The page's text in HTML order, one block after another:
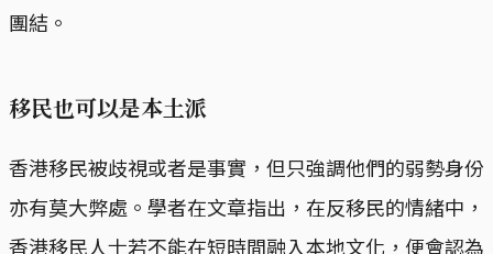
團結。
移民也可以是本土派
香港移民被歧視或者是事實，但只強調他們的弱勢身份
亦有莫大弊處。學者在文章指出，在反移民的情緒中，
香港移民人士若不能在短時間融入本地文化，便會認為